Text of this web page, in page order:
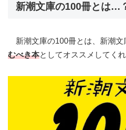
新潮文庫の100冊とは…
新潮文庫の100冊とは、新潮文
むべき本としてオススメしてく